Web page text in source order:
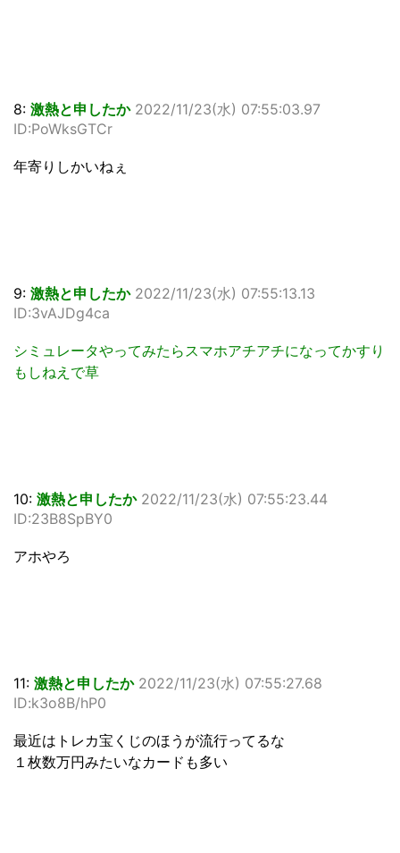
8: 激熱と申したか 2022/11/23(水) 07:55:03.97
ID:PoWksGTCr
年寄りしかいねぇ
9: 激熱と申したか 2022/11/23(水) 07:55:13.13
ID:3vAJDg4ca
シミュレータやってみたらスマホアチアチになってかすり
もしねえで草
10: 激熱と申したか 2022/11/23(水) 07:55:23.44
ID:23B8SpBY0
アホやろ
11: 激熱と申したか 2022/11/23(水) 07:55:27.68
ID:k3o8B/hP0
最近はトレカ宝くじのほうが流行ってるな
１枚数万円みたいなカードも多い